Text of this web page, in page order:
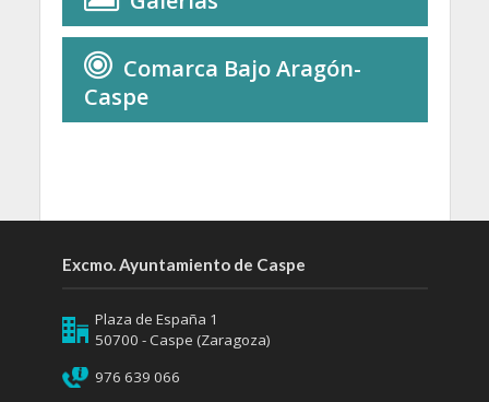
Comarca Bajo Aragón-
Caspe
Excmo. Ayuntamiento de Caspe
Plaza de España 1
50700 - Caspe (Zaragoza)
976 639 066